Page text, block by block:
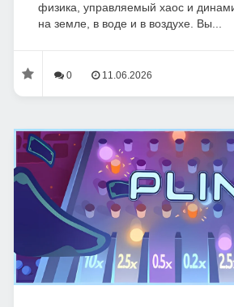
физика, управляемый хаос и
на земле, в воде и в воздухе. Вы...
0 11.06.2026